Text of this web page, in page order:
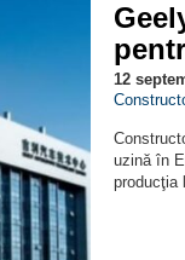
12
uzină în
producţia